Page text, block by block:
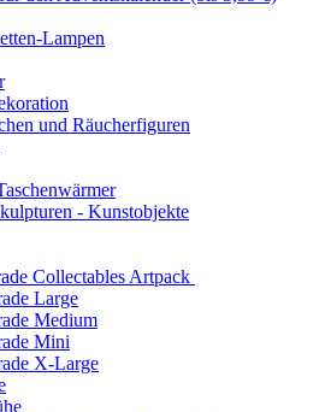
Lampen
und Räucherfiguren
- Kunstobjekte
Collectables Artpack
Large
Medium
Mini
X-Large